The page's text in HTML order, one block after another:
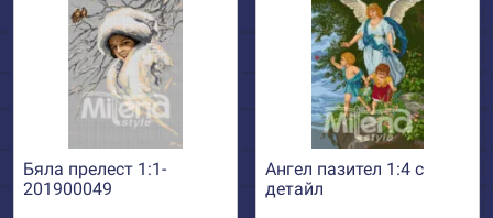
Бяла прелест 1:1-
201900049
Ангел пазител 1:4 с
детайл